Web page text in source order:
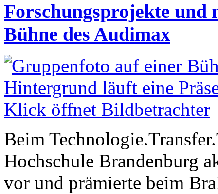
Forschungsprojekte und
Bühne des Audimax
Beim
Hochschule Brandenburg
vor und prämierte beim